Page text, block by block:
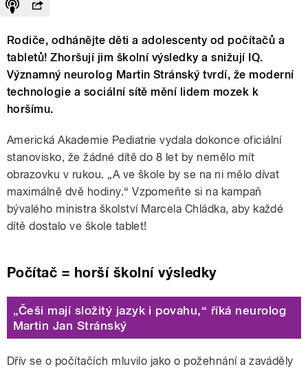
Rodiče, odhánějte děti a adolescenty od počítačů a
tabletů! Zhoršují jim školní výsledky a snižují IQ.
Významný neurolog Martin Stránský tvrdí, že moderní
technologie a sociální sítě mění lidem mozek k
horšímu.
Americká Akademie Pediatrie vydala dokonce oficiální
stanovisko, že žádné dítě do 8 let by nemělo mít
obrazovku v rukou. „A ve škole by se na ni mělo dívat
maximálně dvě hodiny.“ Vzpomeňte si na kampaň
bývalého ministra školství Marcela Chládka, aby každé
dítě dostalo ve škole tablet!
Počítač = horší školní výsledky
„Češi mají složitý jazyk i povahu,“ říká neurolog
Martin Jan Stránský
Dřív se o počítačích mluvilo jako o požehnání a zaváděly